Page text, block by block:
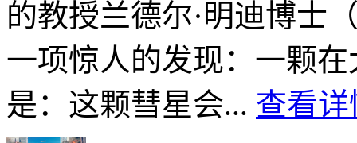
的教授兰德尔·明迪博士
一项惊人的发现：一颗
是：这颗彗星会... 查看详